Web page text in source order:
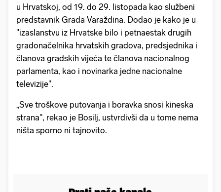
u Hrvatskoj, od 19. do 29. listopada kao službeni
predstavnik Grada Varaždina. Dodao je kako je u
"izaslanstvu iz Hrvatske bilo i petnaestak drugih
gradonačelnika hrvatskih gradova, predsjednika i
članova gradskih vijeća te članova nacionalnog
parlamenta, kao i novinarka jedne nacionalne
televizije".
„Sve troškove putovanja i boravka snosi kineska
strana", rekao je Bosilj, ustvrdivši da u tome nema
ništa sporno ni tajnovito.